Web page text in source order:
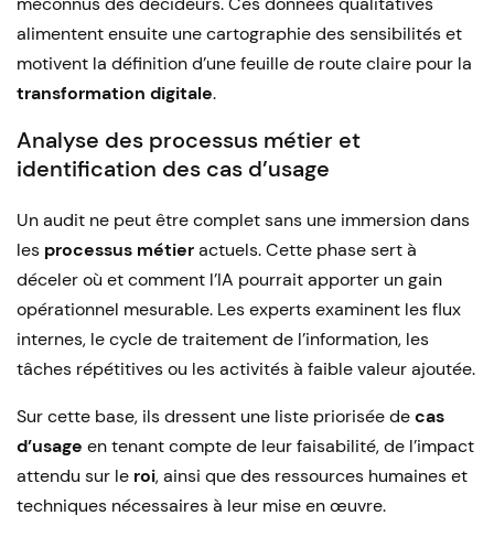
alimentent ensuite une cartographie des sensibilités et
motivent la définition d’une feuille de route claire pour la
transformation digitale.
Analyse des processus métier et
identification des cas d’usage
Un audit ne peut être complet sans une immersion dans
les processus métieractuels. Cette phase sert à
déceler où et comment l’IA pourrait apporter un gain
opérationnel mesurable. Les experts examinent les flux
internes, le cycle de traitement de l’information, les
tâches répétitives ou les activités à faible valeur ajoutée.
Sur cette base, ils dressent une liste priorisée decas
d’usage en tenant compte de leur faisabilité, de l’impact
attendu sur le roi, ainsi que des ressources humaines et
techniques nécessaires à leur mise en œuvre.